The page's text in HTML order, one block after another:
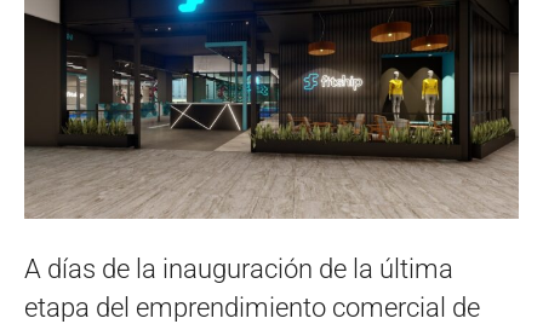
A días de la inauguración de la última
etapa del emprendimiento comercial de